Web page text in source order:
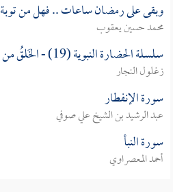
وبقى على رمضان ساعات .. فهل من توبة
محمد حسين يعقوب
سلسلة الحضارة النبوية (19) - الخَلقُ من الرزق
زغلول النجار
سورة الإنفطار
عبد الرشيد بن الشيخ علي صوفي
سورة النبأ
أحمد المعصراوي